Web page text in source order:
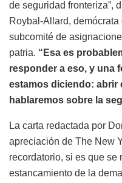
de seguridad fronteriza”,
Roybal-Allard,
subcomité de
patria. “Esa es
responder a eso, y una
estamos diciendo: abrir
hablaremos sobre la
La carta redactada por
apreciación de The New
recordatorio, si es que se
estancamiento de la